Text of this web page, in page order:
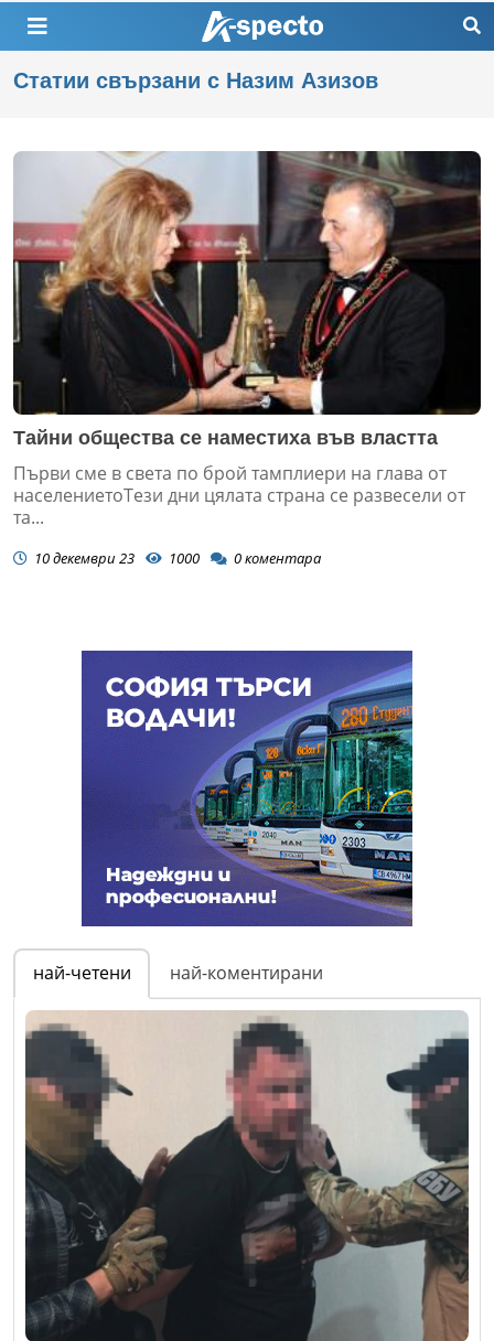
Статии свързани с Назим Азизов
Тайни общества се наместиха във властта
Първи сме в света по брой тамплиери на глава от
населениетоТези дни цялата страна се развесели от
та...
10 декември 23 1000 0коментара
най-четени най-коментирани